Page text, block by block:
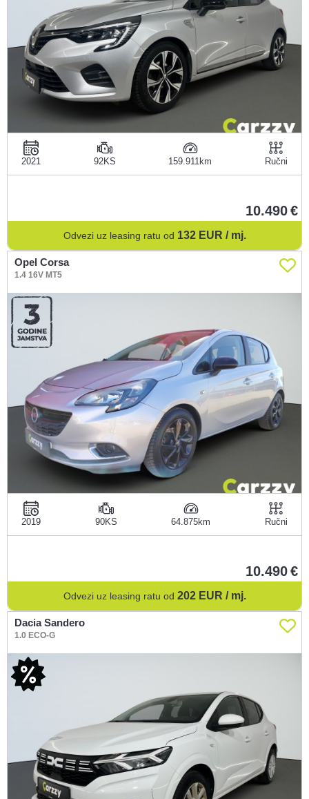
2021 92KS 159.911 Ručni
10.490
Odvezi uz leasing ratu od 132 EUR / mj.
Opel Corsa
1.4 16V MT5
2019 90KS 64.875 Ručni
10.490
Odvezi uz leasing ratu od 202 EUR / mj.
Dacia Sandero
1.0 ECO-G